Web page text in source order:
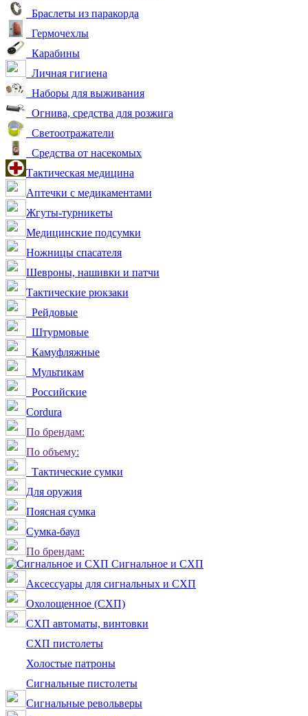
Браслеты из паракорда
Гермочехлы
Карабины
Личная гигиена
Наборы для выживания
Огнива, средства для розжига
Светоотражатели
Средства от насекомых
Тактическая медицина
Аптечки с медикаментами
Жгуты-турникеты
Медицинские подсумки
Ножницы спасателя
Шевроны, нашивки и патчи
Тактические рюкзаки
Рейдовые
Штурмовые
Камуфляжные
Мультикам
Российские
Сordura
По брендам:
По объему:
Тактические сумки
Для оружия
Поясная сумка
Сумка-баул
По брендам:
Сигнальное и СХП
Аксессуары для сигнальных и СХП
Охолощенное (СХП)
СХП автоматы, винтовки
СХП пистолеты
Холостые патроны
Сигнальные пистолеты
Сигнальные револьверы